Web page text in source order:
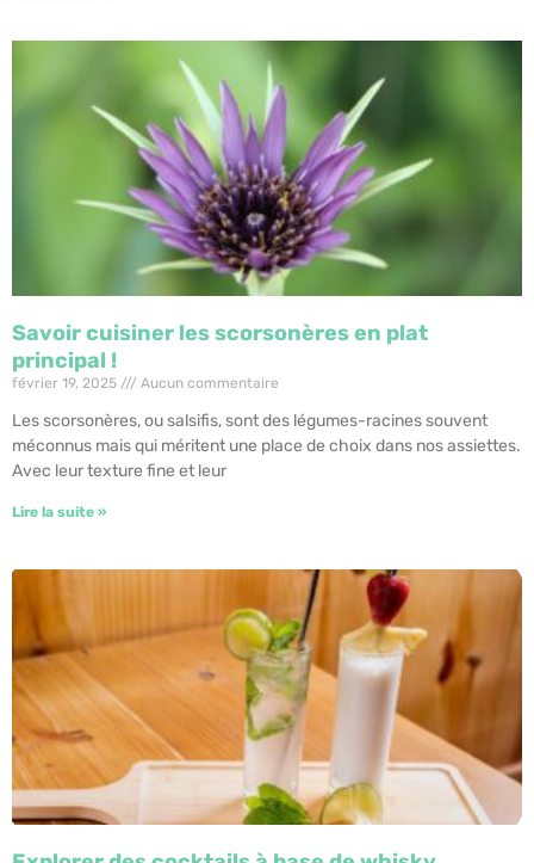
Savoir cuisiner les scorsonères en plat
principal !
février 19, 2025 Aucun commentaire
Les scorsonères, ou salsifis, sont des légumes-racines souvent
méconnus mais qui méritent une place de choix dans nos assiettes.
Avec leur texture fine et leur
Lire la suite »